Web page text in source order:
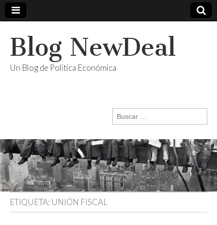
Blog NewDeal
Un Blog de Política Económica
Buscar:
ETIQUETA: UNIÓN FISCAL